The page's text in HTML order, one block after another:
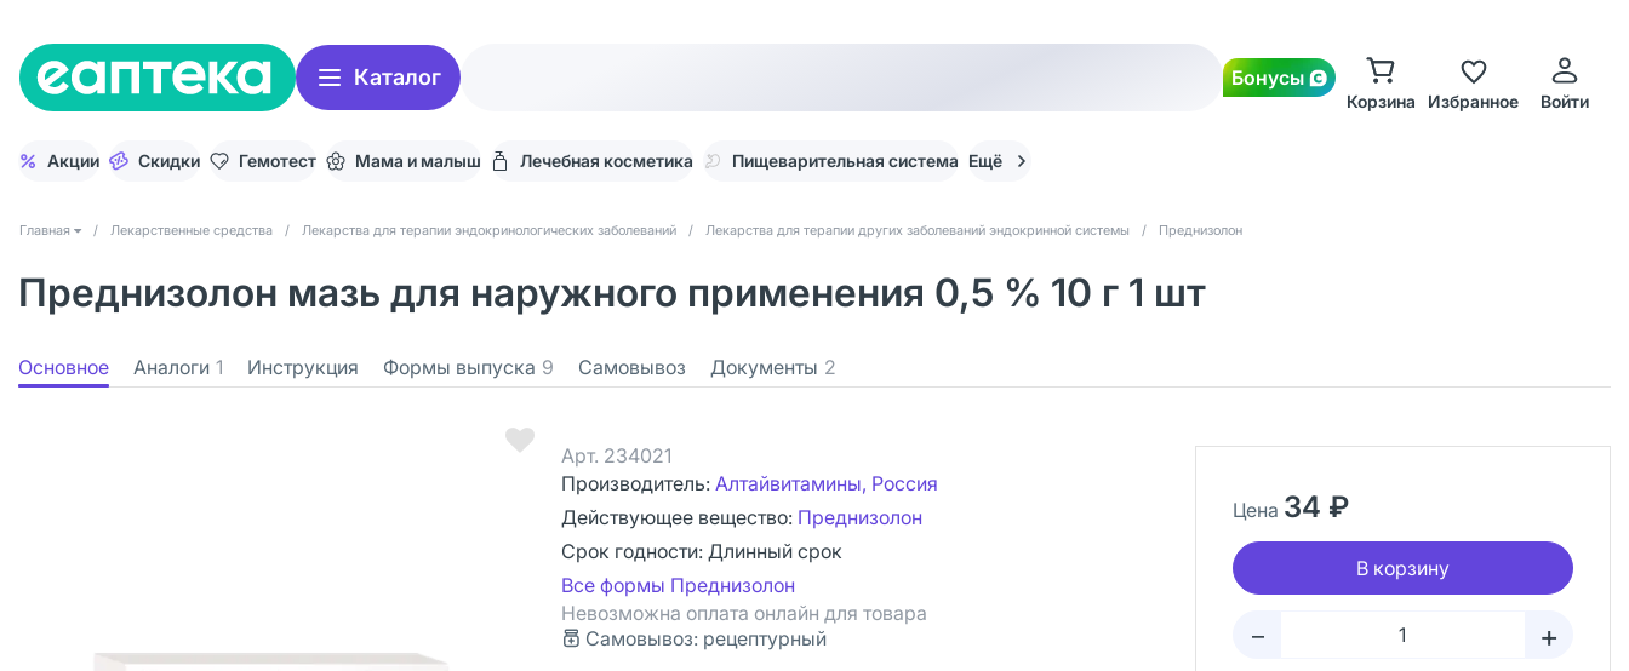
Каталог Бонусы
Корзина Избранное Войти
Акции Скидки Гемотест Мама и малыш Лечебная косметика Пищеварительная система Ещё
Главная / Лекарственные средства / Лекарства для терапии эндокринологических заболеваний / Лекарства для терапии других заболеваний эндокринной системы / Преднизолон
Преднизолон мазь для наружного применения 0,5 % 10 г 1 шт
Основное Аналоги 1 Инструкция Формы выпуска 9 Самовывоз Документы 2
Арт. 234021
Производитель: Алтайвитамины, Россия
Действующее вещество: Преднизолон
Срок годности: Длинный срок
Все формы Преднизолон
Невозможна оплата онлайн для товара
Самовывоз: рецептурный
Цена 34 ₽
В корзину
– +